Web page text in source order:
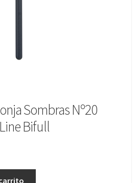
Sombras Nº20
Bifull